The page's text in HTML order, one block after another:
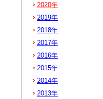
2020年
2019年
2018年
2017年
2016年
2015年
2014年
2013年